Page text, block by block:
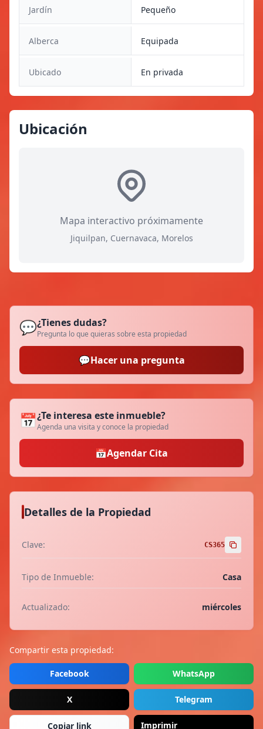
Jardín Pequeño
Alberca Equipada
Ubicado En privada
Ubicación
Mapa interactivo próximamente
Jiquilpan, Cuernavaca, Morelos
💬¿Tienes dudas?
Pregunta lo que quieras sobre esta propiedad
💬Hacer una pregunta
📅¿Te interesa este inmueble?
Agenda una visita y conoce la propiedad
📅Agendar Cita
Detalles de la Propiedad
Clave: CS365
Tipo de Inmueble: Casa
Actualizado: miércoles
Compartir esta propiedad:
Facebook WhatsApp
X Telegram
Copiar link Imprimir